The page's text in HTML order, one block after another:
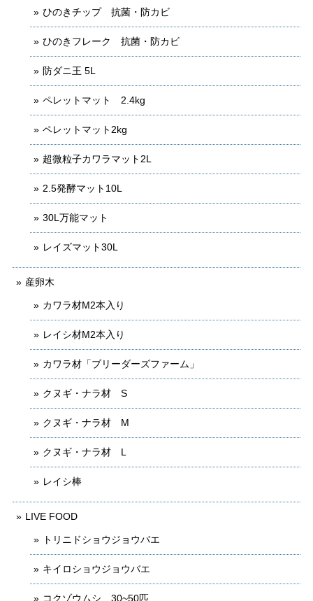
ひのきチップ 抗菌・防カビ
ひのきフレーク 抗菌・防カビ
防ダニ王 5L
ペレットマット 2.4kg
ペレットマット2kg
超微粒子カワラマット2L
2.5発酵マット10L
30L万能マット
レイズマット30L
産卵木
カワラ材M2本入り
レイシ材M2本入り
カワラ材「ブリーダーズファーム」
クヌギ・ナラ材 S
クヌギ・ナラ材 M
クヌギ・ナラ材 L
レイシ棒
LIVE FOOD
トリニドショウジョウバエ
キイロショウジョウバエ
コクゾウムシ 30~50匹